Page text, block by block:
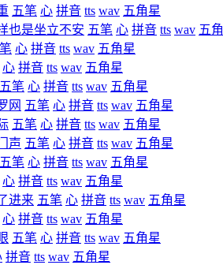
五笔 心 拼音 tts wav 五角星
也是坐立不安 五笔 心 拼音 tts wav 五
心 拼音 tts wav 五角星
心 拼音 tts wav 五角星
五笔 心 拼音 tts wav 五角星
网 五笔 心 拼音 tts wav 五角星
五笔 心 拼音 tts wav 五角星
声 五笔 心 拼音 tts wav 五角星
五笔 心 拼音 tts wav 五角星
心 拼音 tts wav 五角星
进来 五笔 心 拼音 tts wav 五角星
心 拼音 tts wav 五角星
五笔 心 拼音 tts wav 五角星
拼音 tts wav 五角星